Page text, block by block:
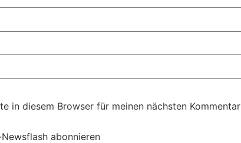
in diesem Browser für meinen nächsten Kommentar
abonnieren